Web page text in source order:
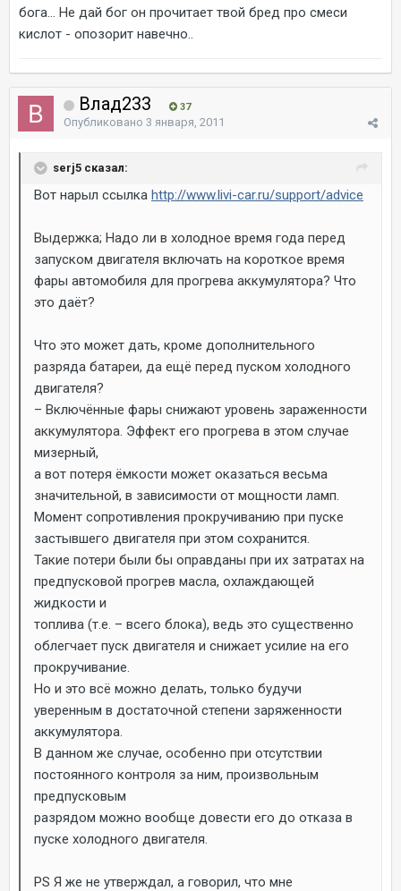
бога... Не дай бог он прочитает твой бред про смеси
кислот - опозорит навечно..
Влад233 37
Опубликовано 3 января, 2011
serj5 сказал:
Вот нарыл ссылка http://www.livi-car.ru/support/advice
Выдержка; Надо ли в холодное время года перед
запуском двигателя включать на короткое время
фары автомобиля для прогрева аккумулятора? Что
это даёт?
Что это может дать, кроме дополнительного
разряда батареи, да ещё перед пуском холодного
двигателя?
– Включённые фары снижают уровень зараженности
аккумулятора. Эффект его прогрева в этом случае
мизерный,
а вот потеря ёмкости может оказаться весьма
значительной, в зависимости от мощности ламп.
Момент сопротивления прокручиванию при пуске
застывшего двигателя при этом сохранится.
Такие потери были бы оправданы при их затратах на
предпусковой прогрев масла, охлаждающей
жидкости и
топлива (т.е. – всего блока), ведь это существенно
облегчает пуск двигателя и снижает усилие на его
прокручивание.
Но и это всё можно делать, только будучи
уверенным в достаточной степени заряженности
аккумулятора.
В данном же случае, особенно при отсутствии
постоянного контроля за ним, произвольным
предпусковым
разрядом можно вообще довести его до отказа в
пуске холодного двигателя.
PS Я же не утверждал, а говорил, что мне